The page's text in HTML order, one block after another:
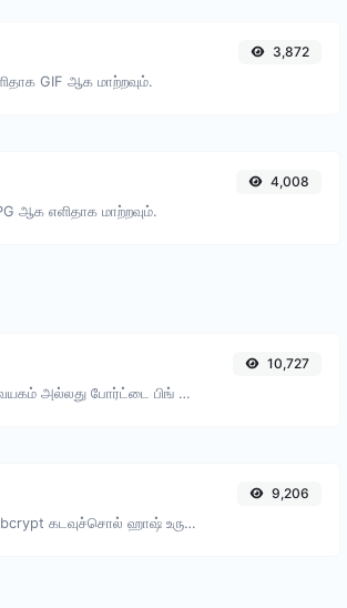
GIF ஆக மாற்றவும்.
3,872
ஆக எளிதாக மாற்றவும்.
4,008
ஒரு வலைத்தளம், சேவையகம் அல்லது போர்ட்டை பிங் செய்யவும்.
10,727
எந்த உரை உள்ளீட்டிற்கும் bcrypt கடவுச்சொல் ஹாஷ் உருவாக்கவும்.
9,206